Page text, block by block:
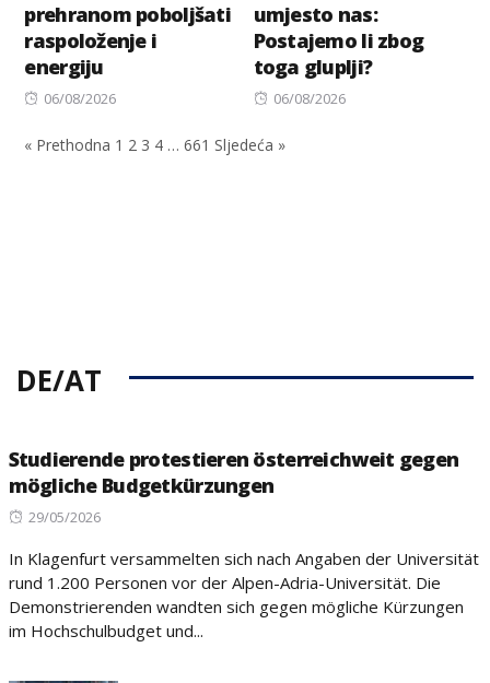
prehranom poboljšati
raspoloženje i
energiju
Posted
06/08/2026
umjesto nas:
Postajemo li zbog
toga gluplji?
Posted
06/08/2026
« Prethodna 1 2 3 4 … 661 Sljedeća »
DE/AT
Studierende protestieren österreichweit gegen
mögliche Budgetkürzungen
Posted
29/05/2026
In Klagenfurt versammelten sich nach Angaben der Universität
rund 1.200 Personen vor der Alpen-Adria-Universität. Die
Demonstrierenden wandten sich gegen mögliche Kürzungen
im Hochschulbudget und...